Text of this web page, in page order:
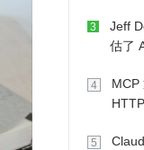
3
Jeff
估了
4
MCP
HTTP
5